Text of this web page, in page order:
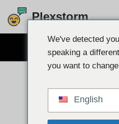
ข้าม
เนื้อหา
Plexstorm
We've detected
speaking a
you want to
English